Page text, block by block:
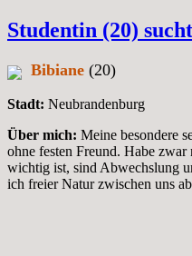
Studentin (20)
Bibiane (20)
Stadt: Neubrandenburg
Über mich: Meine besondere
ohne festen Freund. Habe
wichtig ist, sind Abwechslung
ich freier Natur zwischen uns